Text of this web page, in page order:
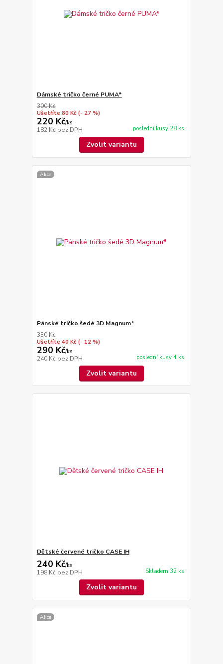
Dámské tričko černé PUMA*
300 Kč
Ušetříte 80 Kč (- 27 %)
220 Kč/ks
182 Kč bez DPH poslední kusy 28 ks
Zvolit variantu
Akce
Pánské tričko šedé 3D Magnum*
330 Kč
Ušetříte 40 Kč (- 12 %)
290 Kč/ks
240 Kč bez DPH poslední kusy 4 ks
Zvolit variantu
Dětské červené tričko CASE IH
240 Kč/ks
198 Kč bez DPH Skladem 32 ks
Zvolit variantu
Akce